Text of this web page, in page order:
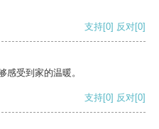
支持[0] 反对[0]
感受到家的温暖。
支持[0] 反对[0]